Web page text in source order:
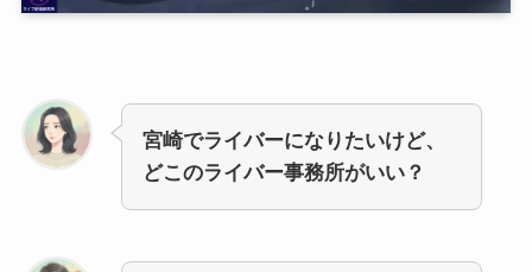
宮崎でライバーになりたいけど、
どこのライバー事務所がいい？